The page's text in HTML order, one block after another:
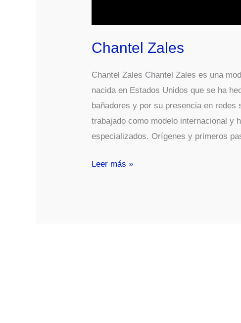
Chantel Zales
Chantel Zales Chantel Zales es una
nacida en Estados Unidos que se ha
bañadores y por su presencia en
trabajado como modelo internacional y
especializados. Orígenes y primeros
Chantel
Leer más »